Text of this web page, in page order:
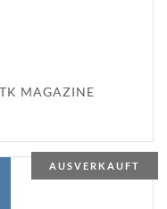
MAGAZINE
AUSVERKAUFT